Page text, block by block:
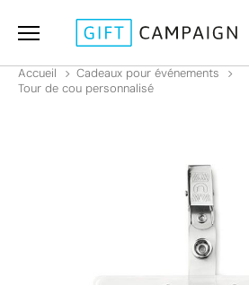
Accueil
Cadeaux pour événements
Tour de cou personnalisé